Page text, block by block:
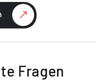
Fragen